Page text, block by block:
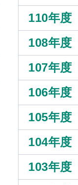
110年度
108年度
107年度
106年度
105年度
104年度
103年度